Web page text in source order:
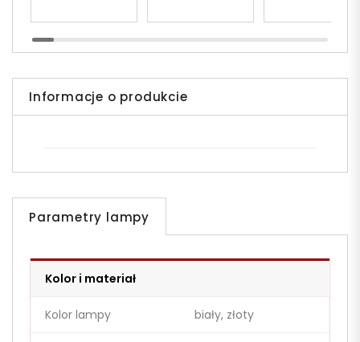
Informacje o produkcie
Parametry lampy
Kolor i materiał
Kolor lampy biały, złoty